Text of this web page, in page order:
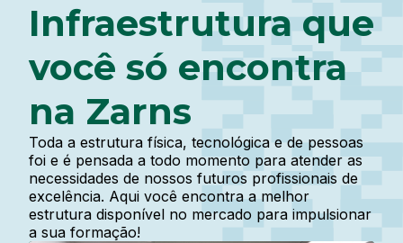
Infraestrutura que
você só encontra
na Zarns
Toda a estrutura física, tecnológica e de pessoas
foi e é pensada a todo momento para atender as
necessidades de nossos futuros profissionais de
excelência. Aqui você encontra a melhor
estrutura disponível no mercado para impulsionar
a sua formação!